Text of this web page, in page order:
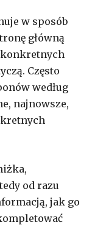
w sposób
główną
Często
według
najnowsze,
od razu
jak go